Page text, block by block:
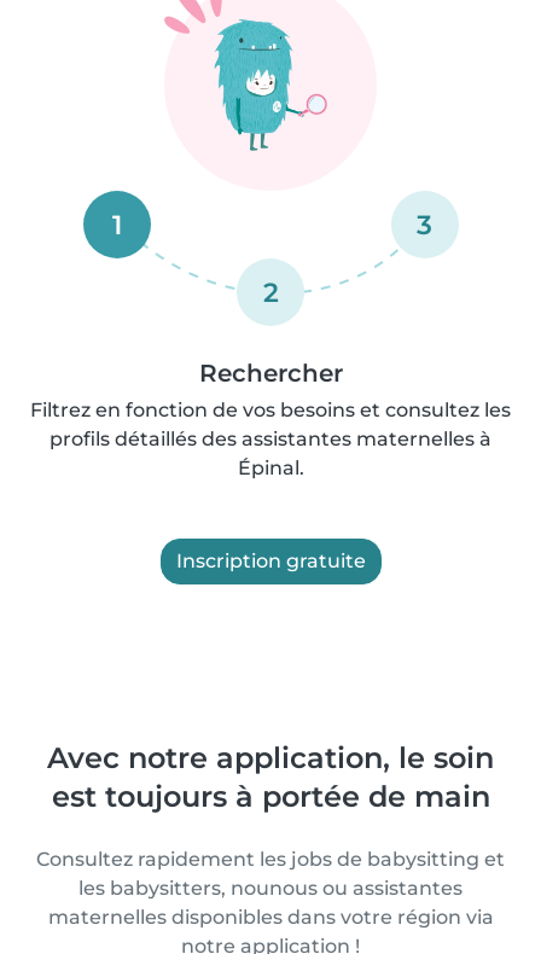
1
2
3
Rechercher
Filtrez en fonction de vos besoins et consultez les
profils détaillés des assistantes maternelles à
Épinal.
Inscription gratuite
Avec notre application, le soin
est toujours à portée de main
Consultez rapidement les jobs de babysitting et
les babysitters, nounous ou assistantes
maternelles disponibles dans votre région via
notre application !